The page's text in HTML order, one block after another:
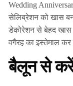
Wedding
सेलिब्रेशन को खास
डेकोरेशन से बेहद खास
वगैरह का इस्तेमाल
बैलून से